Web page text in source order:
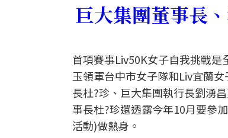
巨大集團董事長
首項賽事Liv50K女子自我挑戰
玉領軍台中市女子隊和Liv宜蘭
長杜?珍、巨大集團執行長劉湧
事長杜?珍還透露今年10月要參
活動)做熱身。